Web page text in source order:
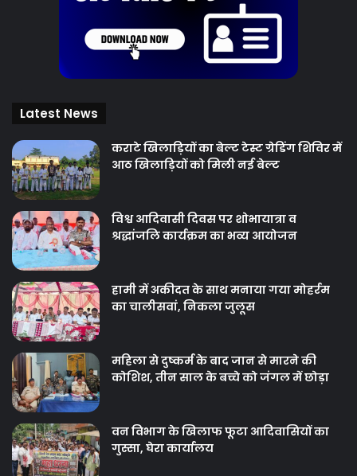
Latest News
कराटे खिलाड़ियों का बेल्ट टेस्ट ग्रेडिंग शिविर में
आठ खिलाड़ियों को मिली नई बेल्ट
विश्व आदिवासी दिवस पर शोभायात्रा व
श्रद्धांजलि कार्यक्रम का भव्य आयोजन
हामी में अकीदत के साथ मनाया गया मोहर्रम
का चालीसवां, निकला जुलूस
महिला से दुष्कर्म के बाद जान से मारने की
कोशिश, तीन साल के बच्चे को जंगल में छोड़ा
वन विभाग के खिलाफ फूटा आदिवासियों का
गुस्सा, घेरा कार्यालय